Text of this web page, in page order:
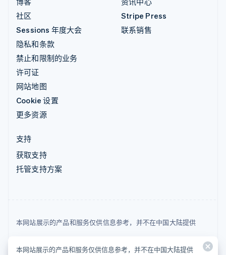
社区
Sessions 年度大会
隐私和条款
禁止和限制的业务
许可证
网站地图
Cookie 设置
更多资源
Stripe Press
联系销售
支持
获取支持
托管支持方案
本网站展示的产品和服务仅供信息参考，并不在中国大陆提供
© 2026 Stripe, LLC
本网站展示的产品和服务仅供信息参考，并不在中国大陆提供